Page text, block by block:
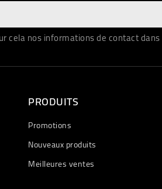
cela nos informations de contact
PRODUITS
Promotions
Nouveaux produits
Meilleures ventes